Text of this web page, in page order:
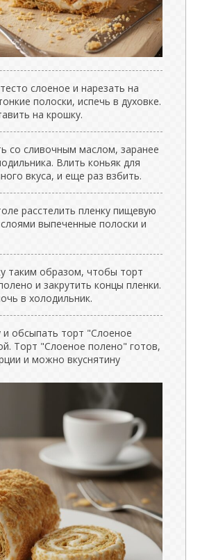
слоеное и нарезать на
полоски, испечь в духовке.
на крошку.
со сливочным маслом, заранее
Влить коньяк для
вкуса, и еще раз взбить.
расстелить пленку пищевую
выпеченные полоски и
таким образом, чтобы торт
и закрутить концы пленки.
в холодильник.
и обсыпать торт "Слоеное
Торт "Слоеное полено" готов,
и можно вкуснятину